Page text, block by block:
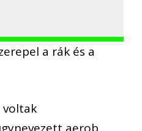
a rák és a
voltak
aerob